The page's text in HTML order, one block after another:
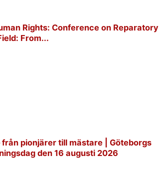
Rights: Conference on Reparatory
From...
pionjärer till mästare | Göteborgs
den 16 augusti 2026